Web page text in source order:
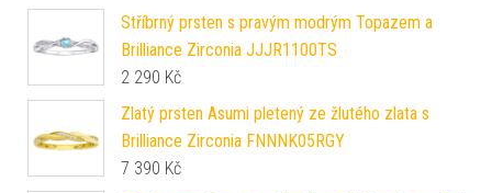
Stříbrný prsten s pravým modrým Topazem a
Brilliance Zirconia JJJR1100TS
2 290 Kč
Zlatý prsten Asumi pletený ze žlutého zlata s
Brilliance Zirconia FNNNK05RGY
7 390 Kč